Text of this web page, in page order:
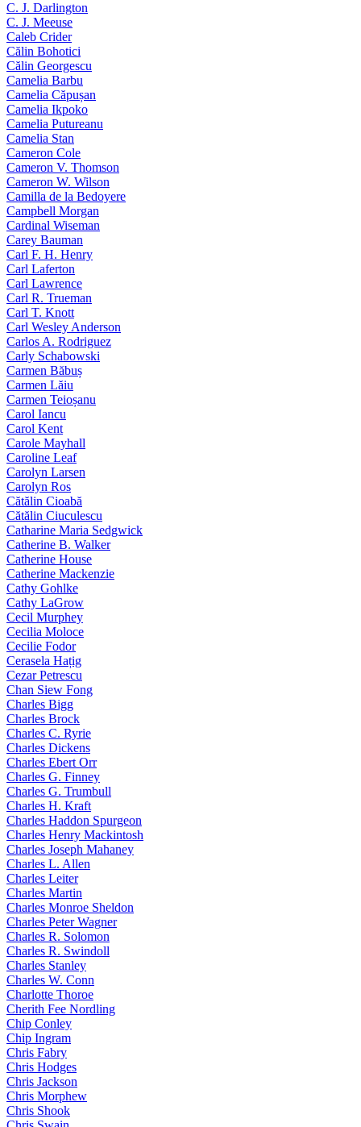
C. J. Darlington
C. J. Meeuse
Caleb Crider
Călin Bohotici
Călin Georgescu
Camelia Barbu
Camelia Căpușan
Camelia Ikpoko
Camelia Putureanu
Camelia Stan
Cameron Cole
Cameron V. Thomson
Cameron W. Wilson
Camilla de la Bedoyere
Campbell Morgan
Cardinal Wiseman
Carey Bauman
Carl F. H. Henry
Carl Laferton
Carl Lawrence
Carl R. Trueman
Carl T. Knott
Carl Wesley Anderson
Carlos A. Rodriguez
Carly Schabowski
Carmen Băbuș
Carmen Lăiu
Carmen Teioșanu
Carol Iancu
Carol Kent
Carole Mayhall
Caroline Leaf
Carolyn Larsen
Carolyn Ros
Cătălin Cioabă
Cătălin Ciuculescu
Catharine Maria Sedgwick
Catherine B. Walker
Catherine House
Catherine Mackenzie
Cathy Gohlke
Cathy LaGrow
Cecil Murphey
Cecilia Moloce
Cecilie Fodor
Cerasela Hațig
Cezar Petrescu
Chan Siew Fong
Charles Bigg
Charles Brock
Charles C. Ryrie
Charles Dickens
Charles Ebert Orr
Charles G. Finney
Charles G. Trumbull
Charles H. Kraft
Charles Haddon Spurgeon
Charles Henry Mackintosh
Charles Joseph Mahaney
Charles L. Allen
Charles Leiter
Charles Martin
Charles Monroe Sheldon
Charles Peter Wagner
Charles R. Solomon
Charles R. Swindoll
Charles Stanley
Charles W. Conn
Charlotte Thoroe
Cherith Fee Nordling
Chip Conley
Chip Ingram
Chris Fabry
Chris Hodges
Chris Jackson
Chris Morphew
Chris Shook